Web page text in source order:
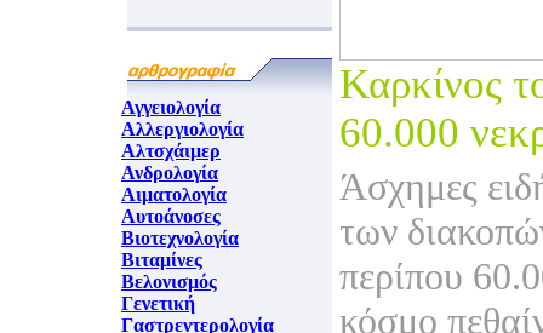
Αγγειολογία
Αλλεργιολογία
Αλτσχάιμερ
Ανδρολογία
Αιματολογία
Αυτοάνοσες
Βιοτεχνολογία
Βιταμίνες
Βελονισμός
Γενετική
Γαστρεντερολογία
Καρκίνος
60.000
Άσχημες
των
περίπου
κόσμο